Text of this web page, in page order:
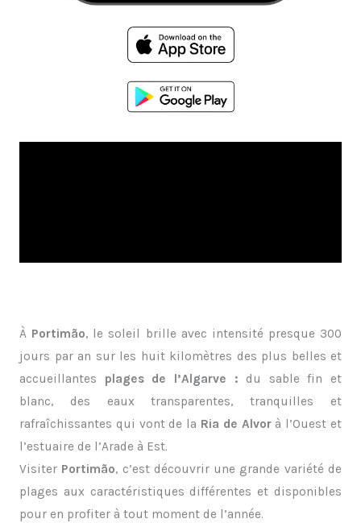
À Portimão, le soleil brille avec intensité presque 300
jours par an sur les huit kilomètres des plus belles et
accueillantes plages de l’Algarve : du sable fin et
blanc, des eaux transparentes, tranquilles et
rafraîchissantes qui vont de la Ria de Alvorà l’Ouest et
l’estuaire de l’Arade à Est.
Visiter Portimão, c’est découvrir une grande variété de
plages aux caractéristiques différentes et disponibles
pour en profiter à tout moment de l’année.